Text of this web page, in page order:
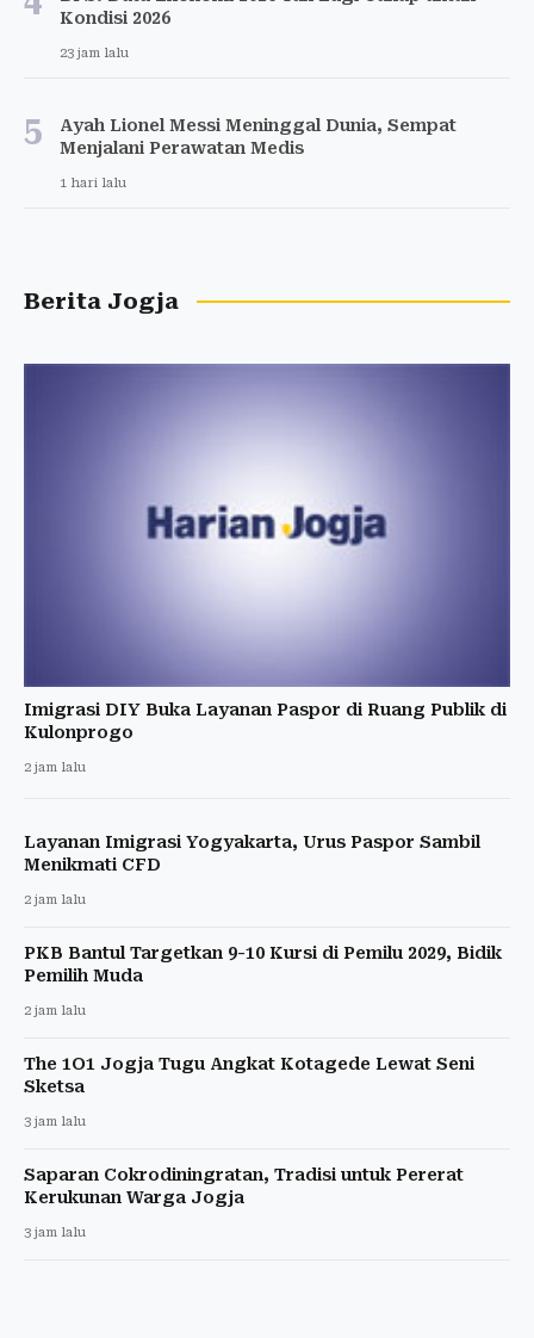
Kondisi 2026
23 jam lalu
5
Ayah Lionel Messi Meninggal Dunia, Sempat
Menjalani Perawatan Medis
1 hari lalu
Berita Jogja
Imigrasi DIY Buka Layanan Paspor di Ruang Publik di
Kulonprogo
2 jam lalu
Layanan Imigrasi Yogyakarta, Urus Paspor Sambil
Menikmati CFD
2 jam lalu
PKB Bantul Targetkan 9-10 Kursi di Pemilu 2029, Bidik
Pemilih Muda
2 jam lalu
The 1O1 Jogja Tugu Angkat Kotagede Lewat Seni
Sketsa
3 jam lalu
Saparan Cokrodiningratan, Tradisi untuk Pererat
Kerukunan Warga Jogja
3 jam lalu